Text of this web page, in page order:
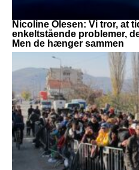
Nicoline Olesen: Vi tror, at
enkeltstående problemer,
Men de hænger sammen